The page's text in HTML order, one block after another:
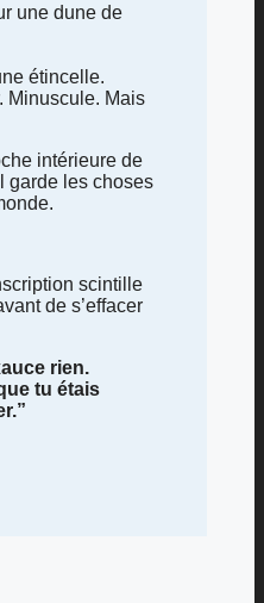
une dune de
étincelle.
Minuscule. Mais
intérieure de
garde les choses
scintille
de s’effacer
rien.
tu étais